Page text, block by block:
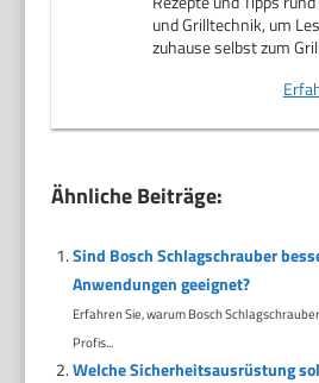
und Grilltechnik, um
zuhause selbst zum
Ähnliche Beiträge:
Sind Bosch Schlagschrauber
Anwendungen geeignet?
Erfahren Sie, warum Bosch
Profis...
Welche Sicherheitsausrüstung